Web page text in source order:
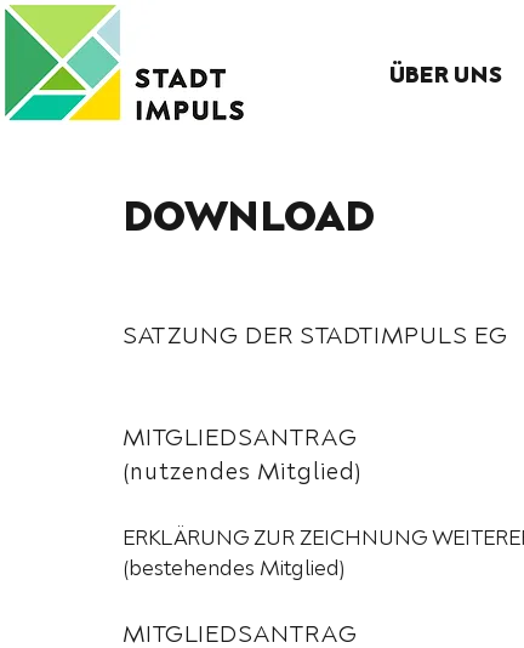
ÜBER UNS
DOWNLOAD
SATZUNG DER STADTIMPULS EG
MITGLIEDSANTRAG
(nutzendes Mitglied)
ERKLÄRUNG ZUR ZEICHNUNG
(bestehendes Mitglied)
MITGLIEDSANTRAG